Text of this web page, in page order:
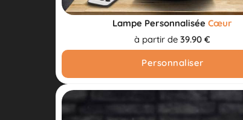
Lampe PersonnaliséeCœur
à partir de39.90 €
Personnaliser